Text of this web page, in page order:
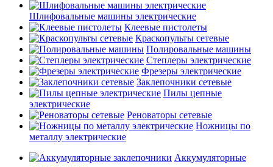
Шлифовальные машины электрические
Клеевые пистолеты
Краскопульты сетевые
Полировальные машины
Степлеры электрические
Фрезеры электрические
Заклепочники сетевые
Пилы цепные
электрические
Реноваторы сетевые
Ножницы по
металлу электрические
Аккумуляторные